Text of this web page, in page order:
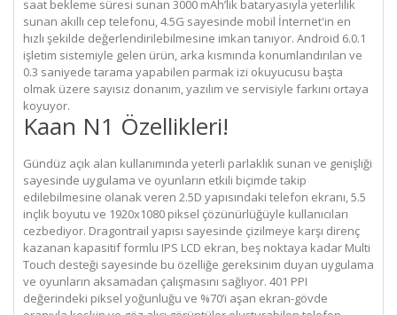
saat bekleme süresi sunan 3000 mAh’lik bataryasıyla yeterlilik
sunan akıllı cep telefonu, 4.5G sayesinde mobil İnternet'in en
hızlı şekilde değerlendirilebilmesine imkan tanıyor. Android 6.0.1
işletim sistemiyle gelen ürün, arka kısmında konumlandırılan ve
0.3 saniyede tarama yapabilen parmak izi okuyucusu başta
olmak üzere sayısız donanım, yazılım ve servisiyle farkını ortaya
koyuyor.
Kaan N1 Özellikleri!
Gündüz açık alan kullanımında yeterli parlaklık sunan ve genişliği
sayesinde uygulama ve oyunların etkili biçimde takip
edilebilmesine olanak veren 2.5D yapısındaki telefon ekranı, 5.5
inçlik boyutu ve 1920x1080 piksel çözünürlüğüyle kullanıcıları
cezbediyor. Dragontrail yapısı sayesinde çizilmeye karşı direnç
kazanan kapasitif formlu IPS LCD ekran, beş noktaya kadar Multi
Touch desteği sayesinde bu özelliğe gereksinim duyan uygulama
ve oyunların aksamadan çalışmasını sağlıyor. 401 PPI
değerindeki piksel yoğunluğu ve %70’i aşan ekran-gövde